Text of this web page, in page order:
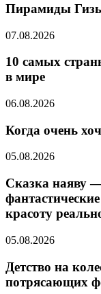
Пирамиды
07.08.2026
10 самых
в мире
06.08.2026
Когда очень
05.08.2026
Сказка наяву
красоту
05.08.2026
Детство на
потрясающих